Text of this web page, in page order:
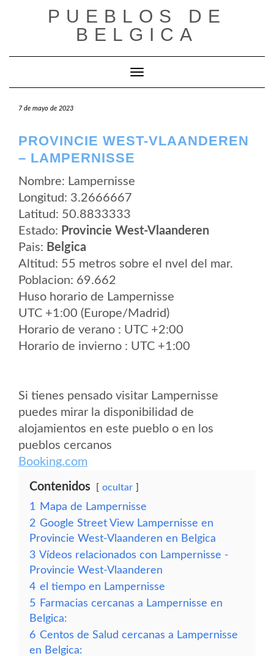
PUEBLOS DE
BELGICA
Cambiar modo de navegación
7 de mayo de 2023
PROVINCIE WEST-VLAANDEREN
– LAMPERNISSE
Nombre: Lampernisse
Longitud: 3.2666667
Latitud: 50.8833333
Estado: Provincie West-Vlaanderen
Pais: Belgica
Altitud: 55 metros sobre el nvel del mar.
Poblacion: 69.662
Huso horario de Lampernisse
UTC +1:00 (Europe/Madrid)
Horario de verano : UTC +2:00
Horario de invierno : UTC +1:00
Si tienes pensado visitar Lampernisse
puedes mirar la disponibilidad de
alojamientos en este pueblo o en los
pueblos cercanos
Booking.com
Contenidos ocultar
1
Mapa de Lampernisse
2 Google Street View Lampernisse en
Provincie West-Vlaanderen en Belgica
3 Vídeos relacionados con Lampernisse -
Provincie West-Vlaanderen
4 el tiempo en Lampernisse
5 Farmacias cercanas a Lampernisse en
Belgica:
6 Centos de Salud cercanas a Lampernisse
en Belgica: